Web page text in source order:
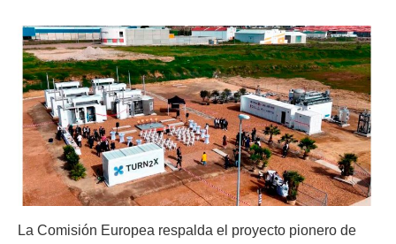
La Comisión Europea respalda el proyecto pionero de